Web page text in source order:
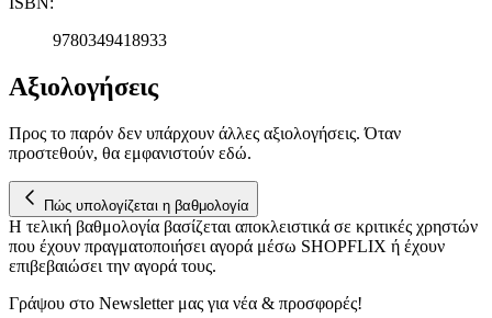
9780349418933
Αξιολογήσεις
Προς το παρόν δεν υπάρχουν άλλες αξιολογήσεις. Όταν
προστεθούν, θα εμφανιστούν εδώ.
Πώς υπολογίζεται η βαθμολογία
Η τελική βαθμολογία βασίζεται αποκλειστικά σε κριτικές χρηστών
που έχουν πραγματοποιήσει αγορά μέσω SHOPFLIX ή έχουν
επιβεβαιώσει την αγορά τους.
Γράψου στο Νewsletter μας για νέα & προσφορές!